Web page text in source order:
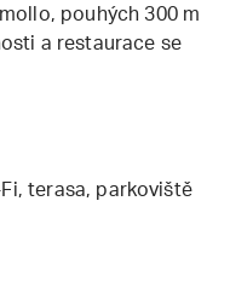
pouhých 300 m
a restaurace se
terasa, parkoviště